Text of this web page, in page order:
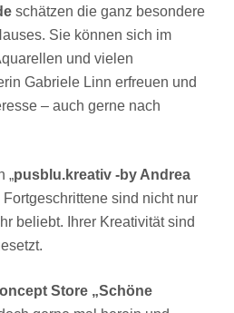
schätzen die ganz besondere
Sie können sich im
und vielen
Gabriele Linn erfreuen und
– auch gerne nach
„pusblu.kreativ -by Andrea
Fortgeschrittene sind nicht nur
beliebt. Ihrer Kreativität sind
Store „Schöne